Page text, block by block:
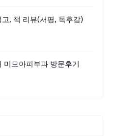
, 책 리뷰(서평, 독후감)
미모아피부과 방문후기